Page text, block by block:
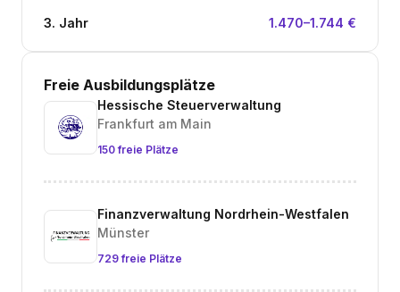
3. Jahr 1.470–1.744 €
Freie Ausbildungsplätze
Hessische Steuerverwaltung
Frankfurt am Main
150 freie Plätze
Finanzverwaltung Nordrhein-Westfalen
Münster
729 freie Plätze